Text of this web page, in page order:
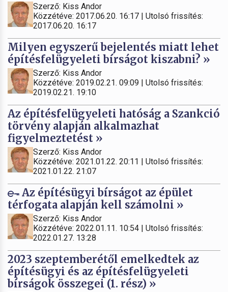
Szerző: Kiss Andor
Közzétéve: 2017.06.20. 16:17 | Utolsó frissítés:
2017.06.20. 16:17
Milyen egyszerű bejelentés miatt lehet
építésfelügyeleti bírságot kiszabni? »
Szerző: Kiss Andor
Közzétéve: 2019.02.21. 09:09 | Utolsó frissítés:
2019.02.21. 19:10
Az építésfelügyeleti hatóság a Szankció
törvény alapján alkalmazhat
figyelmeztetést »
Szerző: Kiss Andor
Közzétéve: 2021.01.22. 20:11 | Utolsó frissítés:
2021.01.22. 21:07
Az építésügyi bírságot az épület
térfogata alapján kell számolni »
Szerző: Kiss Andor
Közzétéve: 2022.01.11. 10:54 | Utolsó frissítés:
2022.01.27. 13:28
2023 szeptemberétől emelkedtek az
építésügyi és az építésfelügyeleti
bírságok összegei (1. rész) »